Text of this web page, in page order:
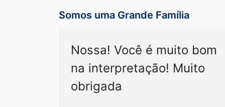
Somos uma Grande Família
Nossa! Você é muito bom
na interpretação! Muito
obrigada